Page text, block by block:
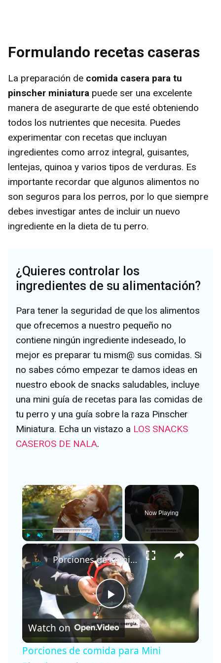
Formulando recetas caseras
La preparación de comida casera para tu
pinscher miniatura puede ser una excelente
manera de asegurarte de que esté obteniendo
todos los nutrientes que necesita. Puedes
experimentar con recetas que incluyan
ingredientes como arroz integral, guisantes,
lentejas, quinoa y varios tipos de verduras. Es
importante recordar que algunos alimentos no
son seguros para los perros, por lo que siempre
debes investigar antes de incluir un nuevo
ingrediente en la dieta de tu perro.
¿Quieres controlar los
ingredientes de su alimentación?
Para tener la seguridad de que los alimentos
que ofrecemos a nuestro pequeño no
contiene ningún ingrediente indeseado, lo
mejor es preparar tu mism@ sus comidas. Si
no sabes cómo empezar te damos ideas en
nuestro ebook de snacks saludables, incluye
una mini guía de recetas para las comidas de
tu perro y una guía sobre la raza Pinscher
Miniatura. Echa un vistazo a LOS SNACKS
CASEROS DE NALA.
×
Unmute Fullscreen
Now Playing
×
P
l
Porciones de comida para Mini Pinscher: evita estos errores comunes 🐕
Watch on
Porciones de comida para Mini